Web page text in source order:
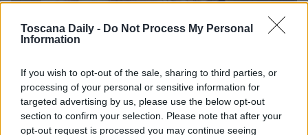
Toscana Daily - Do Not Process My Personal
Information
If you wish to opt-out of the sale, sharing to third parties, or
processing of your personal or sensitive information for
targeted advertising by us, please use the below opt-out
section to confirm your selection. Please note that after your
opt-out request is processed you may continue seeing